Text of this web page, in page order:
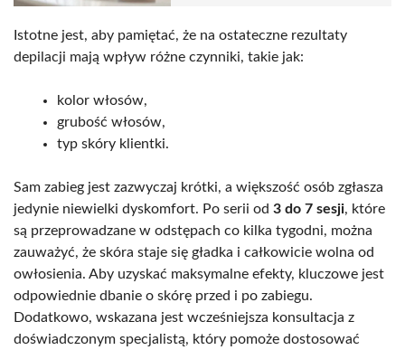
Istotne jest, aby pamiętać, że na ostateczne rezultaty
depilacji mają wpływ różne czynniki, takie jak:
kolor włosów,
grubość włosów,
typ skóry klientki.
Sam zabieg jest zazwyczaj krótki, a większość osób zgłasza
jedynie niewielki dyskomfort. Po serii od 3 do 7 sesji, które
są przeprowadzane w odstępach co kilka tygodni, można
zauważyć, że skóra staje się gładka i całkowicie wolna od
owłosienia. Aby uzyskać maksymalne efekty, kluczowe jest
odpowiednie dbanie o skórę przed i po zabiegu.
Dodatkowo, wskazana jest wcześniejsza konsultacja z
doświadczonym specjalistą, który pomoże dostosować